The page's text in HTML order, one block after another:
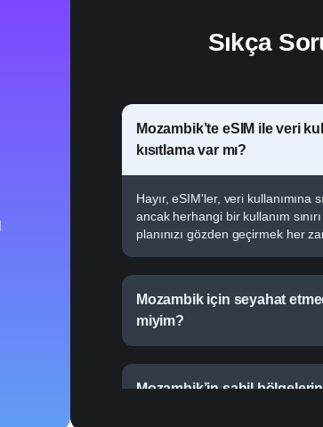
Sıkça
Mozambik’te eSIM ile veri
kısıtlama var mı?
Hayır, eSIM'ler, veri kullanımına
ancak herhangi bir kullanım
planınızı gözden geçirmek her
Mozambik için seyahat
miyim?
Mozambik’in sahil